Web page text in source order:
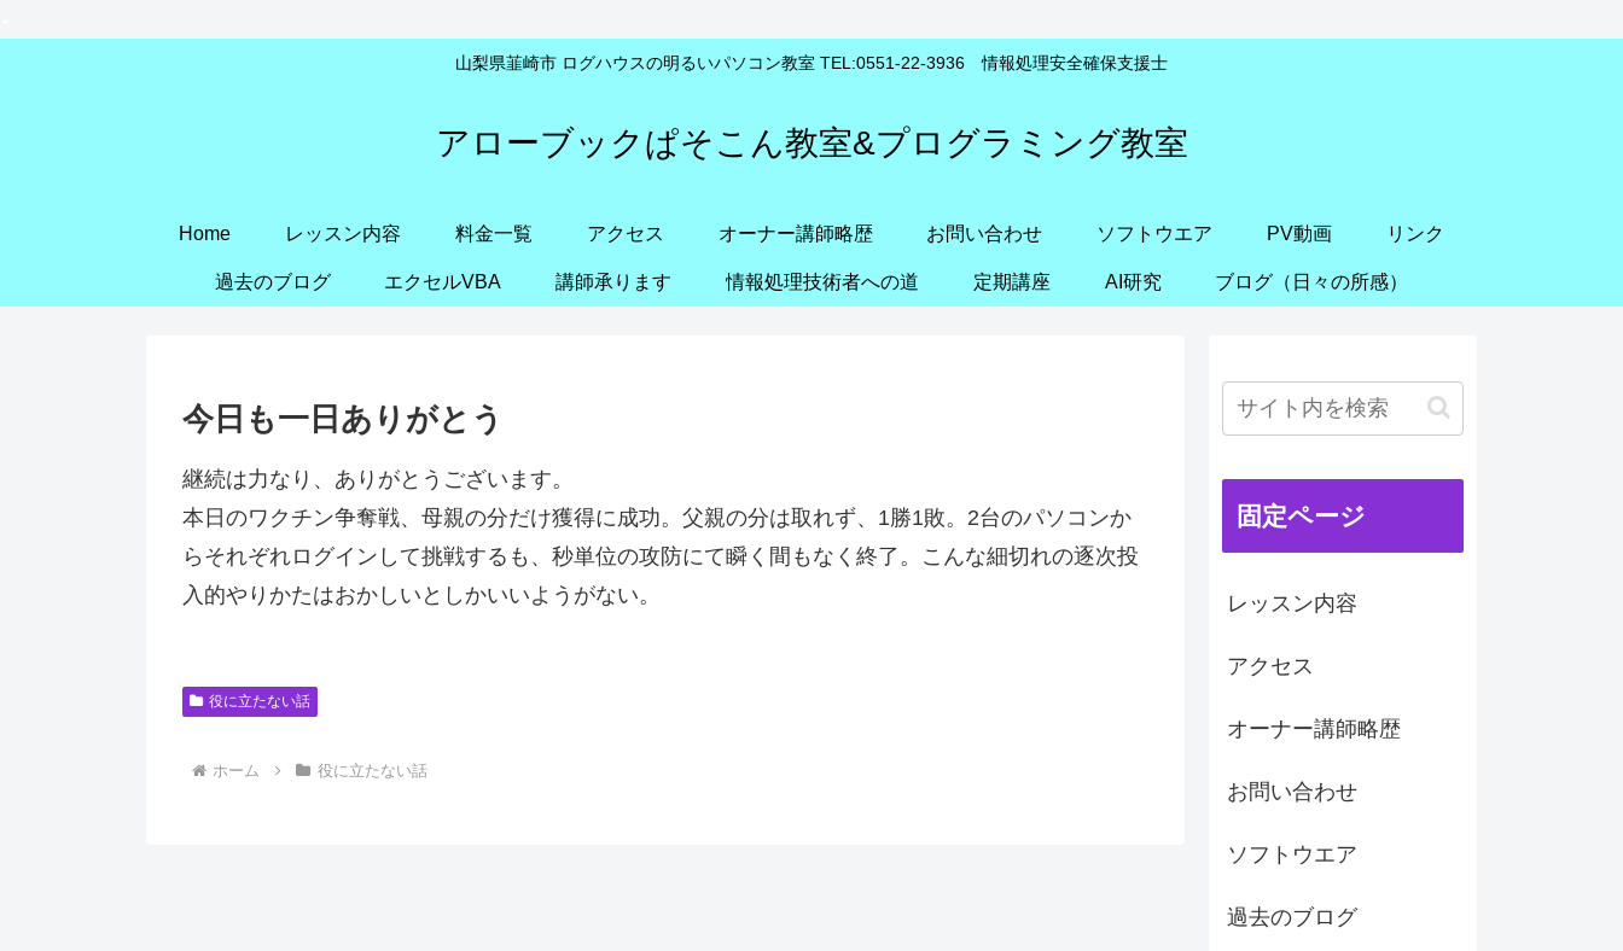
山梨県韮崎市 ログハウスの明るいパソコン教室 TEL:0551-22-3936 情報処理安全確保支援士
アローブックぱそこん教室&プログラミング教室
Home レッスン内容 料金一覧 アクセス オーナー講師略歴 お問い合わせ ソフトウエア PV動画 リンク
過去のブログ エクセルVBA 講師承ります 情報処理技術者への道 定期講座 AI研究 ブログ（日々の所感）
今日も一日ありがとう
継続は力なり、ありがとうございます。
本日のワクチン争奪戦、母親の分だけ獲得に成功。父親の分は取れず、1勝1敗。2台のパソコンか
らそれぞれログインして挑戦するも、秒単位の攻防にて瞬く間もなく終了。こんな細切れの逐次投
入的やりかたはおかしいとしかいいようがない。
役に立たない話
ホーム 役に立たない話
固定ページ
レッスン内容
アクセス
オーナー講師略歴
お問い合わせ
ソフトウエア
過去のブログ